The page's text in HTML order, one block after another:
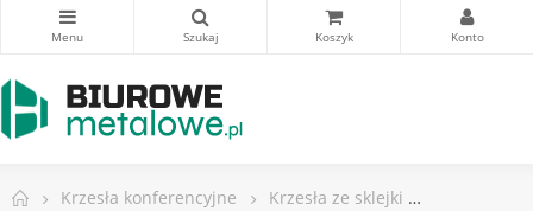
Krzesła konferencyjne Krzesła ze sklejki